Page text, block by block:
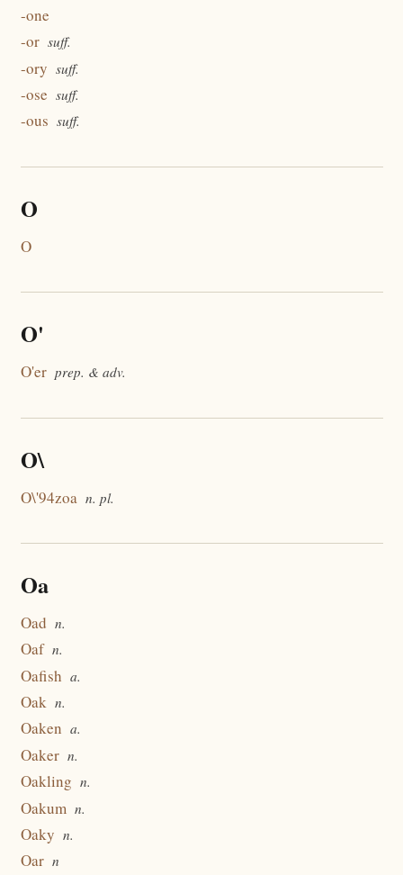
-one
-or suff.
-ory suff.
-ose suff.
-ous suff.
O
O
O'
O'er prep. & adv.
O\
O\'94zoa n. pl.
Oa
Oad n.
Oaf n.
Oafish a.
Oak n.
Oaken a.
Oaker n.
Oakling n.
Oakum n.
Oaky n.
Oar n